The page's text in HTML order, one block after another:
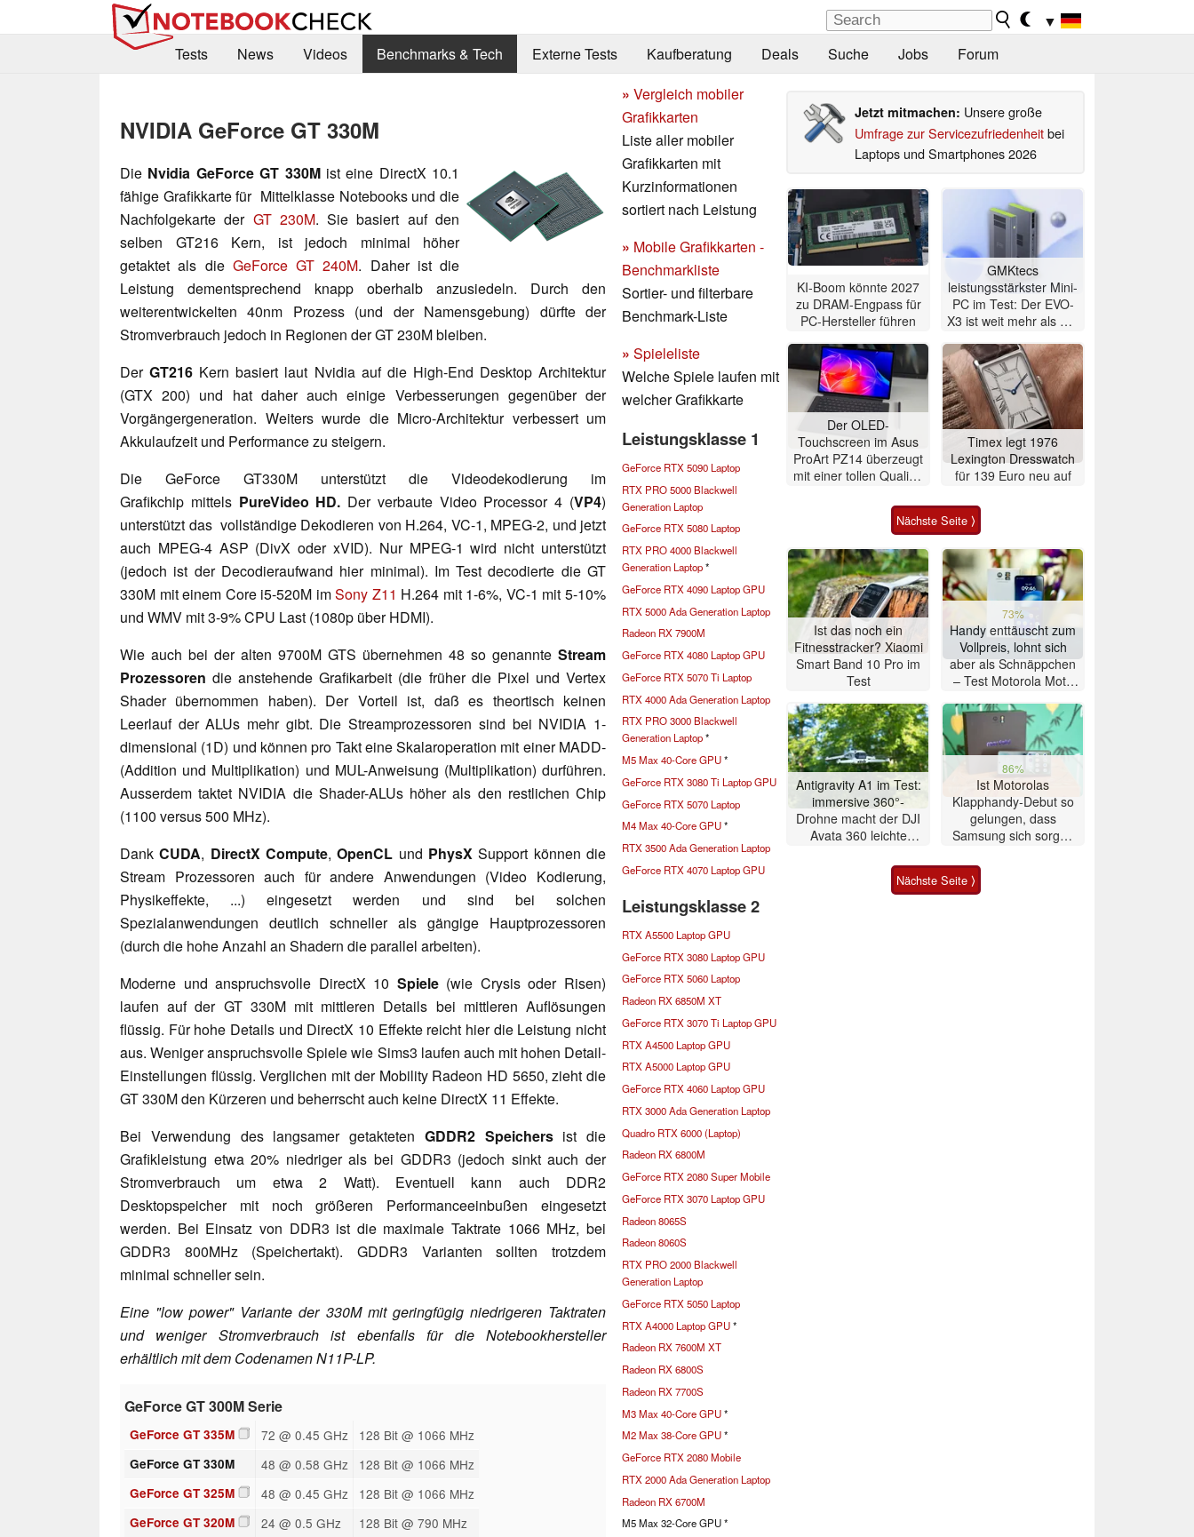
▼
Tests
News Videos Benchmarks & Tech Externe Tests Kaufberatung Deals Suche Jobs Forum
NVIDIA GeForce GT 330M
Die Nvidia GeForce GT 330Mist eine DirectX 10.1
fähige Grafikkarte für Mittelklasse Notebooks und die
Nachfolgekarte der GT 230M. Sie basiert auf den
selben GT216 Kern, ist jedoch minimal höher
getaktet als die GeForce GT 240M. Daher ist die
Leistung dementsprechend knapp oberhalb anzusiedeln. Durch den
weiterentwickelten 40nm Prozess (und der Namensgebung) dürfte der
Stromverbrauch jedoch in Regionen der GT 230M bleiben.
DerGT216 Kern basiert laut Nvidia auf die High-End Desktop Architektur
(GTX 200) und hat daher auch einige Verbesserungen gegenüber der
Vorgängergeneration. Weiters wurde die Micro-Architektur verbessert um
Akkulaufzeit und Performance zu steigern.
Die GeForce GT330M unterstützt die Videodekodierung im
Grafikchip mittelsPureVideo HD. Der verbaute Video Processor 4 (VP4)
unterstützt das vollständige Dekodieren von H.264, VC-1, MPEG-2, und jetzt
auch MPEG-4 ASP (DivX oder xVID). Nur MPEG-1 wird nicht unterstützt
(jedoch ist der Decodieraufwand hier minimal). Im Test decodierte die GT
330M mit einem Core i5-520M imSony Z11 H.264 mit 1-6%, VC-1 mit 5-10%
und WMV mit 3-9% CPU Last (1080p über HDMI).
Wie auch bei der alten 9700M GTS übernehmen 48 so genannte Stream
Prozessoren die anstehende Grafikarbeit (die früher die Pixel und Vertex
Shader übernommen haben). Der Vorteil ist, daß es theortisch keinen
Leerlauf der ALUs mehr gibt. Die Streamprozessoren sind bei NVIDIA 1-
dimensional (1D) und können pro Takt eine Skalaroperation mit einer MADD-
(Addition und Multiplikation) und MUL-Anweisung (Multiplikation) durführen.
Ausserdem taktet NVIDIA die Shader-ALUs höher als den restlichen Chip
(1100 versus 500 MHz).
DankCUDA, DirectX Compute,OpenCL und PhysX Support können die
Stream Prozessoren auch für andere Anwendungen (Video Kodierung,
Physikeffekte, ...) eingesetzt werden und sind bei solchen
Spezialanwendungen deutlich schneller als gängige Hauptprozessoren
(durch die hohe Anzahl an Shadern die parallel arbeiten).
Moderne und anspruchsvolle DirectX 10 Spiele(wie Crysis oder Risen)
laufen auf der GT 330M mit mittleren Details bei mittleren Auflösungen
flüssig. Für hohe Details und DirectX 10 Effekte reicht hier die Leistung nicht
aus. Weniger anspruchsvolle Spiele wie Sims3 laufen auch mit hohen Detail-
Einstellungen flüssig. Verglichen mit der Mobility Radeon HD 5650, zieht die
GT 330M den Kürzeren und beherrscht auch keine DirectX 11 Effekte.
Bei Verwendung des langsamer getakteten GDDR2 Speichersist die
Grafikleistung etwa 20% niedriger als bei GDDR3 (jedoch sinkt auch der
Stromverbrauch um etwa 2 Watt). Eventuell kann auch DDR2
Desktopspeicher mit noch größeren Performanceeinbußen eingesetzt
werden. Bei Einsatz von DDR3 ist die maximale Taktrate 1066 MHz, bei
GDDR3 800MHz (Speichertakt). GDDR3 Varianten sollten trotzdem
minimal schneller sein.
Eine "low power" Variante der 330M mit geringfügig niedrigeren Taktraten
und weniger Stromverbrauch ist ebenfalls für die Notebookhersteller
erhältlich mit dem Codenamen N11P-LP.
GeForce GT 300M Serie
GeForce GT 335M 72 @ 0.45 GHz 128 Bit @ 1066 MHz
GeForce GT 330M 48 @ 0.58 GHz 128 Bit @ 1066 MHz
GeForce GT 325M 48 @ 0.45 GHz 128 Bit @ 1066 MHz
GeForce GT 320M 24 @ 0.5 GHz 128 Bit @ 790 MHz
» Vergleich mobiler
Grafikkarten
Liste aller mobiler
Grafikkarten mit
Kurzinformationen
sortiert nach Leistung
» Mobile Grafikkarten -
Benchmarkliste
Sortier- und filterbare
Benchmark-Liste
» Spieleliste
Welche Spiele laufen mit
welcher Grafikkarte
Leistungsklasse 1
GeForce RTX 5090 Laptop
RTX PRO 5000 Blackwell
Generation Laptop
GeForce RTX 5080 Laptop
RTX PRO 4000 Blackwell
Generation Laptop*
GeForce RTX 4090 Laptop GPU
RTX 5000 Ada Generation Laptop
Radeon RX 7900M
GeForce RTX 4080 Laptop GPU
GeForce RTX 5070 Ti Laptop
RTX 4000 Ada Generation Laptop
RTX PRO 3000 Blackwell
Generation Laptop*
M5 Max 40-Core GPU*
GeForce RTX 3080 Ti Laptop GPU
GeForce RTX 5070 Laptop
M4 Max 40-Core GPU*
RTX 3500 Ada Generation Laptop
GeForce RTX 4070 Laptop GPU
Leistungsklasse 2
RTX A5500 Laptop GPU
GeForce RTX 3080 Laptop GPU
GeForce RTX 5060 Laptop
Radeon RX 6850M XT
GeForce RTX 3070 Ti Laptop GPU
RTX A4500 Laptop GPU
RTX A5000 Laptop GPU
GeForce RTX 4060 Laptop GPU
RTX 3000 Ada Generation Laptop
Quadro RTX 6000 (Laptop)
Radeon RX 6800M
GeForce RTX 2080 Super Mobile
GeForce RTX 3070 Laptop GPU
Radeon 8065S
Radeon 8060S
RTX PRO 2000 Blackwell
Generation Laptop
GeForce RTX 5050 Laptop
RTX A4000 Laptop GPU*
Radeon RX 7600M XT
Radeon RX 6800S
Radeon RX 7700S
M3 Max 40-Core GPU*
M2 Max 38-Core GPU*
GeForce RTX 2080 Mobile
RTX 2000 Ada Generation Laptop
Radeon RX 6700M
M5 Max 32-Core GPU *
Jetzt mitmachen: Unsere große
Umfrage zur Servicezufriedenheitbei
Laptops und Smartphones 2026
KI-Boom könnte 2027
zu DRAM-Engpass für
PC-Hersteller führen
GMKtecs
leistungsstärkster Mini-
PC im Test: Der EVO-
X3 ist weit mehr als nur
Der OLED-
Touchscreen im Asus
ProArt PZ14 überzeugt
mit einer tollen Qualität
Bildeindruck
Timex legt 1976
Lexington Dresswatch
für 139 Euro neu auf
Nächste Seite ⟩
Ist das noch ein
Fitnesstracker? Xiaomi
Smart Band 10 Pro im
Test
73%
Handy enttäuscht zum
Vollpreis, lohnt sich
aber als Schnäppchen
– Test Motorola Moto
Antigravity A1 im Test:
immersive 360°-
Drohne macht der DJI
Avata 360 leichte
86%
Ist Motorolas
Klapphandy-Debut so
gelungen, dass
Samsung sich sorgen
Smartphone im Test
Nächste Seite ⟩